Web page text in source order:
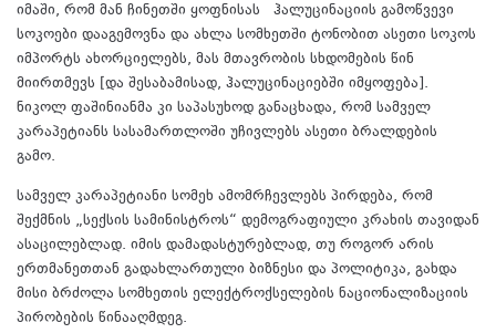
იმაში, რომ მან ჩინეთში ყოფნისას ჰალუცინაციის გამოწვევი
სოკოები დააგემოვნა და ახლა სომხეთში ტონობით ასეთი სოკოს
იმპორტს ახორციელებს, მას მთავრობის სხდომების წინ
მიირთმევს [და შესაბამისად, ჰალუცინაციებში იმყოფება].
ნიკოლ ფაშინიანმა კი საპასუხოდ განაცხადა, რომ სამველ
კარაპეტიანს სასამართლოში უჩივლებს ასეთი ბრალდების
გამო.
სამველ კარაპეტიანი სომეხ ამომრჩევლებს პირდება, რომ
შექმნის „სექსის სამინისტროს“ დემოგრაფიული კრახის თავიდან
ასაცილებლად. იმის დამადასტურებლად, თუ როგორ არის
ერთმანეთთან გადახლართული ბიზნესი და პოლიტიკა, გახდა
მისი ბრძოლა სომხეთის ელექტროქსელების ნაციონალიზაციის
პირობების წინააღმდეგ.